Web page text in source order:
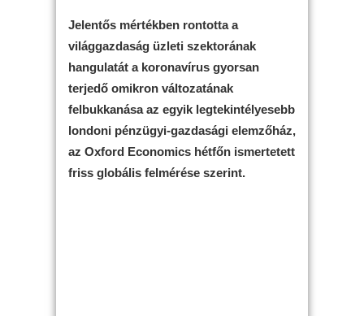
Jelentős mértékben rontotta a
világgazdaság üzleti szektorának
hangulatát a koronavírus gyorsan
terjedő omikron változatának
felbukkanása az egyik legtekintélyesebb
londoni pénzügyi-gazdasági elemzőház,
az Oxford Economics hétfőn ismertetett
friss globális felmérése szerint.